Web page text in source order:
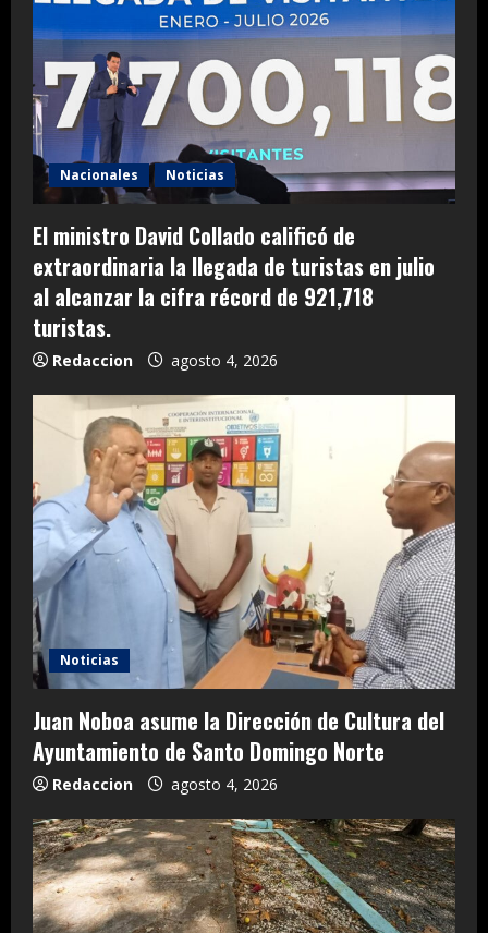
Nacionales Noticias
El ministro David Collado calificó de
extraordinaria la llegada de turistas en julio
al alcanzar la cifra récord de 921,718
turistas.
Redaccion agosto 4, 2026
Noticias
Juan Noboa asume la Dirección de Cultura del
Ayuntamiento de Santo Domingo Norte
Redaccion agosto 4, 2026